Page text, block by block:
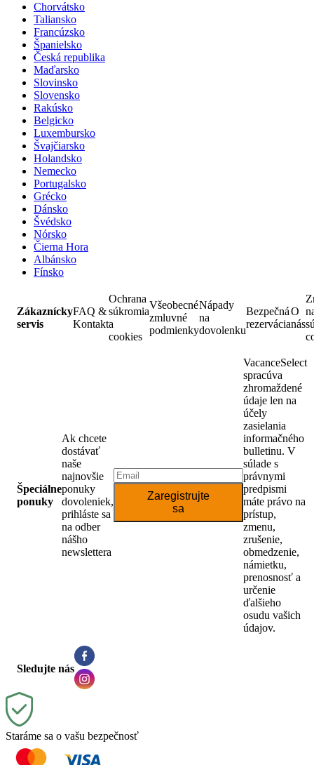
Chorvátsko
Taliansko
Francúzsko
Španielsko
Česká republika
Maďarsko
Slovinsko
Slovensko
Rakúsko
Belgicko
Luxembursko
Švajčiarsko
Holandsko
Nemecko
Portugalsko
Grécko
Dánsko
Švédsko
Nórsko
Čierna Hora
Albánsko
Fínsko
Zákaznícky
servis
FAQ &
Kontakt
Ochrana
súkromia
a
cookies
Všeobecné
zmluvné
podmienky
Nápady
na
dovolenku
Bezpečná
rezervácia
O
nás
Špeciálne
ponuky
Ak chcete
dostávať
naše
najnovšie
ponuky
dovoleniek,
prihláste sa
na odber
nášho
newslettera
Zaregistrujte
sa
VacanceSelect
spracúva
zhromaždené
údaje len na
účely
zasielania
informačného
bulletinu. V
súlade s
právnymi
predpismi
máte právo na
prístup,
zmenu,
zrušenie,
obmedzenie,
námietku,
prenosnosť a
určenie
ďalšieho
osudu vašich
údajov.
Sledujte nás
Staráme sa o vašu bezpečnosť